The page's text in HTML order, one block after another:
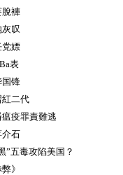
脫褲
叹
党嫖
表
国锋
二代
疫罪責難逃
石
”五毒攻陷美国？
》